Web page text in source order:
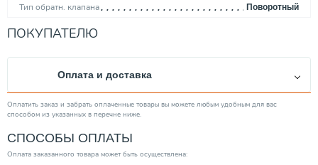
Тип обратн. клапана Поворотный
Категория
ПОКУПАТЕЛЮ
Оплата и доставка
Оплатить заказ и забрать оплаченные товары вы можете любым удобным для вас
способом из указанных в перечне ниже.
СПОСОБЫ ОПЛАТЫ
Оплата заказанного товара может быть осуществлена: